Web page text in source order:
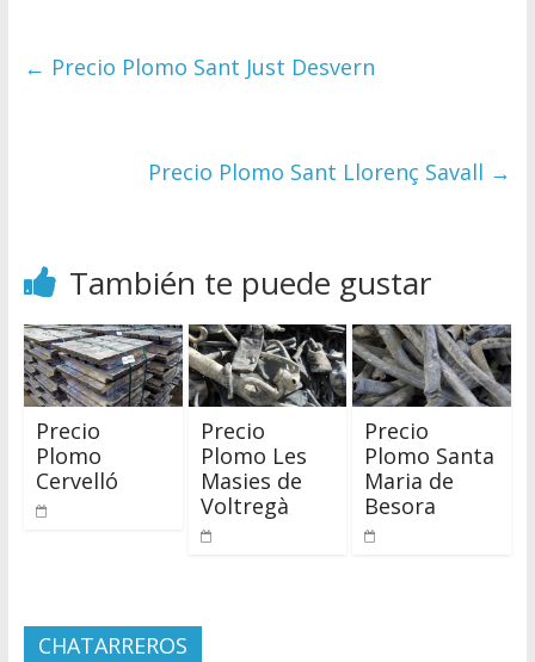
← Precio Plomo Sant Just Desvern
Precio Plomo Sant Llorenç Savall →
También te puede gustar
Precio
Plomo
Cervelló
Precio
Plomo Les
Masies de
Voltregà
Precio
Plomo Santa
Maria de
Besora
CHATARREROS